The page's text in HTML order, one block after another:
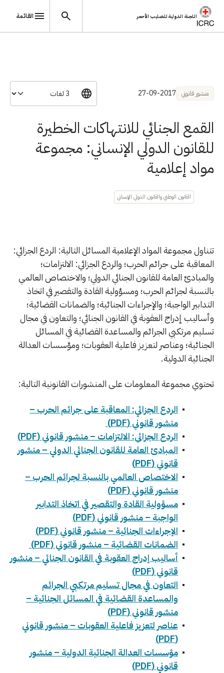
اللجنة الدولية للصليب الأحمر القائمة
منشور قانوني 27-09-2017
القمع الجنائي للانتهاكات الخطيرة
للقانون الدولي الإنساني: مجموعة
مواد إعلامية
القانون الوطني والقانون الدولي الإنساني
تتناول مجموعة المواد الإعلامية المسائل التالية: الردع الجزائي:
المعاقبة على جرائم الحرب؛ والردع الجزائي: الالتزامات؛
والمبادئ العامة للقانون الجنائي الدولي؛ والاختصاص العالمي
بالنسبة لجرائم الحرب؛ ومسؤولية القادة والتقصير في اتخاذ
التدابير الواجبة؛ والإجراءات الجنائية؛ والضمانات القضائية؛
وأساليب إدراج العقوبة في القانون الجنائي؛ والتعاون في مجال
تسليم مرتكبي الجرائم والمساعدة القضائية في المسائل
الجنائية؛ وعناصر لتعزيز فاعلية العقوبات؛ ومؤسسات العدالة
الجنائية الدولية.
تحتوي مجموعة المعلومات على المنشورات القانونية التالية:
الردع الجزائي: المعاقبة على جرائم الحرب –
منشور قانوني (PDF)
الردع الجزائي: الالتزامات – منشور قانوني (PDF)
المبادئ العامة للقانون الجنائي الدولي – منشور
قانوني (PDF)
الاختصاص العالمي بالنسبة لجرائم الحرب –
منشور قانوني (PDF)
مسؤولية القادة والتقصير في اتخاذ التدابير
الواجبة – منشور قانوني (PDF)
الإجراءات الجنائية – منشور قانوني (PDF)
الضمانات القضائية – منشور قانوني (PDF)
أساليب إدراج العقوبة في القانون الجنائي – منشور
قانوني (PDF)
التعاون في مجال تسليم مرتكبي الجرائم
والمساعدة القضائية في المسائل الجنائية –
منشور قانوني (PDF)
عناصر لتعزيز فاعلية العقوبات – منشور قانوني
(PDF)
مؤسسات العدالة الجنائية الدولية – منشور
قانوني (PDF)